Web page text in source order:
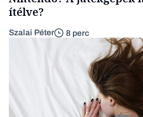
ítélve?
Szalai Péter 8 perc